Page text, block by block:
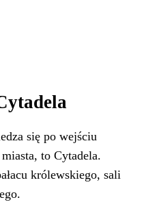
się po wejściu
to Cytadela.
królewskiego, sali